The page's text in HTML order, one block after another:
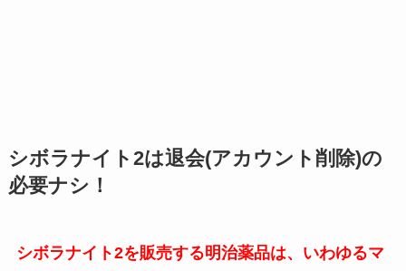
シボラナイト2は退会(アカウント削除)の
必要ナシ！
シボラナイト2を販売する明治薬品は、いわゆるマ